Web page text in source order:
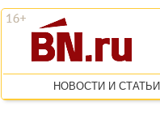
НОВОСТИ И СТАТЬИ